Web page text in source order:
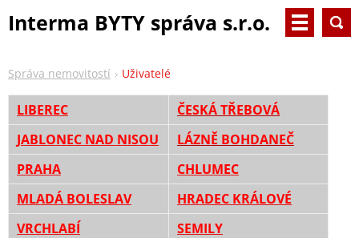
Interma BYTY správa s.r.o.
Správa nemovitostí Uživatelé
LIBEREC
ČESKÁ TŘEBOVÁ
JABLONEC NAD NISOU
LÁZNĚ BOHDANEČ
PRAHA
CHLUMEC
MLADÁ BOLESLAV
HRADEC KRÁLOVÉ
VRCHLABÍ
SEMILY